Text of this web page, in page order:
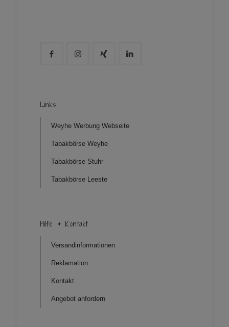
Links
Weyhe Werbung Webseite
Tabakbörse Weyhe
Tabakbörse Stuhr
Tabakbörse Leeste
Hilfe & Kontakt
Versandinformationen
Reklamation
Kontakt
Angebot anfordern